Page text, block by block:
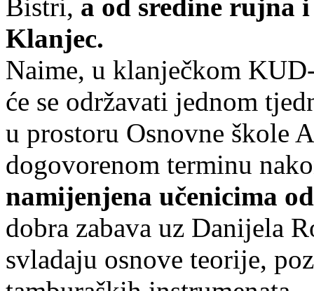
Bistri, a od sredine rujna
Klanjec.
Naime, u klanječkom
će se održavati jednom
u prostoru Osnovne škole
dogovorenom terminu
namijenjena učenicima
dobra zabava uz Danijela
svladaju osnove teorije,